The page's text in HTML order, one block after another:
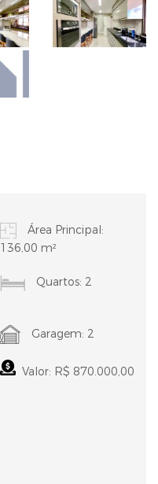
Área Principal:
136,00 m²
Quartos: 2
Garagem: 2
Valor: R$ 870.000,00